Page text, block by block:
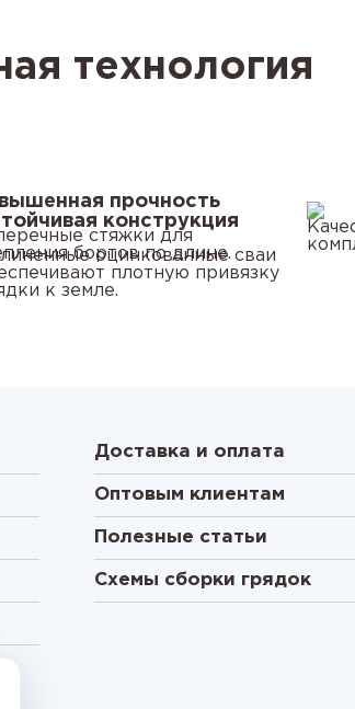
технология
прочность
стяжки для
бортов по длине.
конструкция
оцинкованные сваи
плотную привязку
к земле.
Доставка и оплата
Оптовым клиентам
Полезные статьи
Схемы сборки грядок